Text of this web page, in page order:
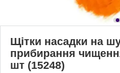
Щітки насадки на
прибирання
шт (15248)